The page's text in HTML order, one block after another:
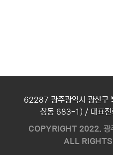
62287 광주광역시 광산구
창동 683-1) / 대표
COPYRIGHT 2022. 광
ALL RIGHTS